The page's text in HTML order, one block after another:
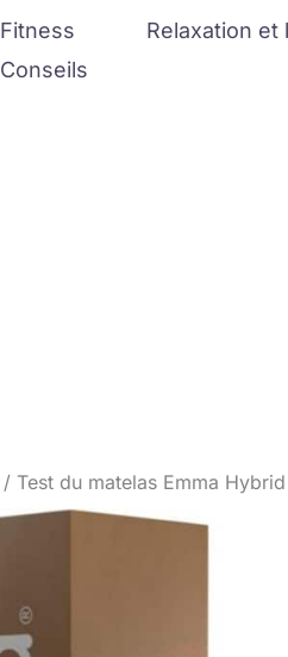
Fitness Relaxation et
Conseils
Test du matelas Emma